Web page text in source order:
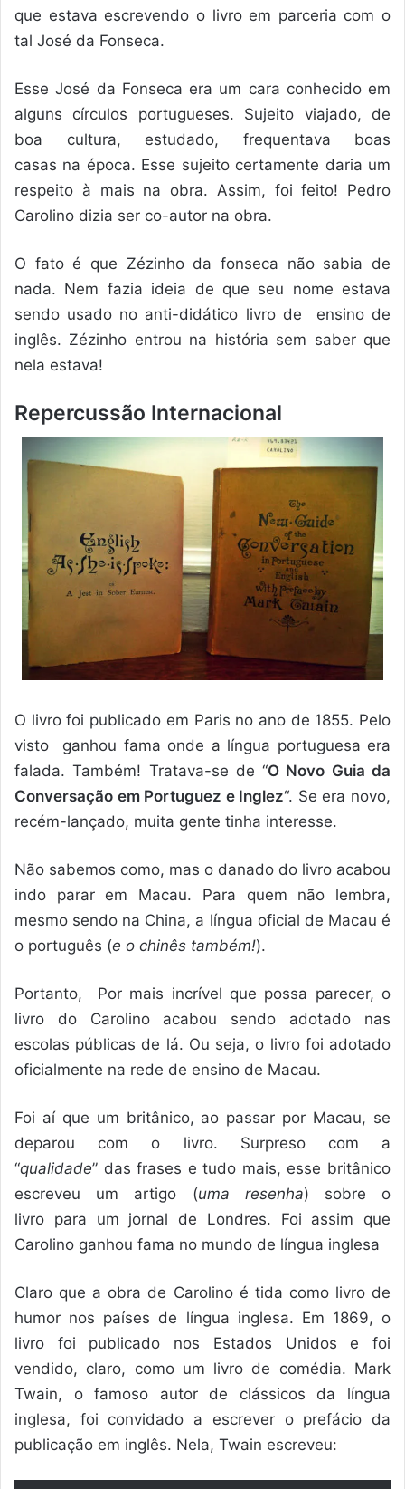
que estava escrevendo o livro em parceria com o
tal José da Fonseca.
Esse José da Fonseca era um cara conhecido em
alguns círculos portugueses. Sujeito viajado, de
boa cultura, estudado, frequentava boas
casas na época. Esse sujeito certamente daria um
respeito à mais na obra. Assim, foi feito! Pedro
Carolino dizia ser co-autor na obra.
O fato é que Zézinho da fonseca não sabia de
nada. Nem fazia ideia de que seu nome estava
sendo usado no anti-didático livro de ensino de
inglês. Zézinho entrou na história sem saber que
nela estava!
Repercussão Internacional
O livro foi publicado em Paris no ano de 1855. Pelo
visto ganhou fama onde a língua portuguesa era
falada. Também! Tratava-se de “O Novo Guia da
Conversação em Portuguez e Inglez“. Se era novo,
recém-lançado, muita gente tinha interesse.
Não sabemos como, mas o danado do livro acabou
indo parar em Macau. Para quem não lembra,
mesmo sendo na China, a língua oficial de Macau é
o português (e o chinês também!).
Portanto, Por mais incrível que possa parecer, o
livro do Carolino acabou sendo adotado nas
escolas públicas de lá. Ou seja, o livro foi adotado
oficialmente na rede de ensino de Macau.
Foi aí que um britânico, ao passar por Macau, se
deparou com o livro. Surpreso com a
“qualidade” das frases e tudo mais, esse britânico
escreveu um artigo (uma resenha) sobre o
livro para um jornal de Londres. Foi assim que
Carolino ganhou fama no mundo de língua inglesa
Claro que a obra de Carolino é tida como livro de
humor nos países de língua inglesa. Em 1869, o
livro foi publicado nos Estados Unidos e foi
vendido, claro, como um livro de comédia. Mark
Twain, o famoso autor de clássicos da língua
inglesa, foi convidado a escrever o prefácio da
publicação em inglês. Nela, Twain escreveu: